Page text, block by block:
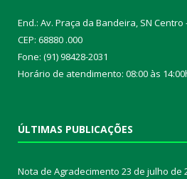
End.: Av. Praça da Bandeira, SN Centro
CEP: 68880 .000
Fone: (91) 98428-2031
Horário de atendimento: 08:00 às
ÚLTIMAS PUBLICAÇÕES
Nota de Agradecimento 23 de julho de